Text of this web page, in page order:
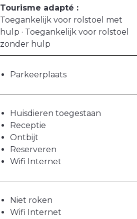
Tourisme adapté :
Toegankelijk voor rolstoel met
hulp · Toegankelijk voor rolstoel
zonder hulp
Parkeerplaats
Huisdieren toegestaan
Receptie
Ontbijt
Reserveren
Wifi Internet
Niet roken
Wifi Internet